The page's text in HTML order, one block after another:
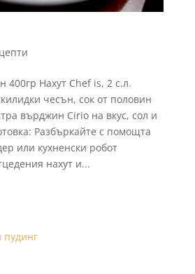
400гр Нахут Chef is, 2 с.л.
чесън, сок от половин
върджин Cirio на вкус, сол и
Разбъркайте с помощта
или кухненски робот
нахут и...
пудинг